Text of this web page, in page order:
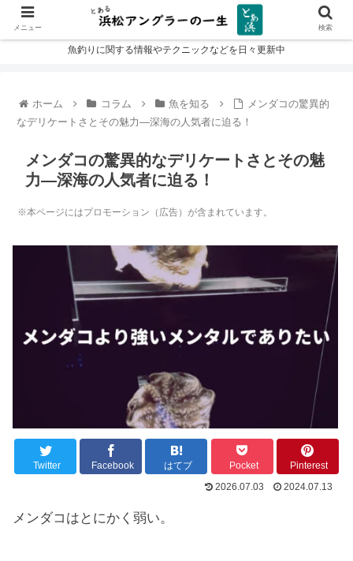
魚釣りに関する情報やテクニックなどを日々更新中
ホーム コラム 魚を知る
メンダコの驚異的
なデリケートさとその魅力—深海の人気者に迫る！
メンダコの驚異的なデリケートさとその魅
力—深海の人気者に迫る！
※本ページにはプロモーション（広告）が含まれています。
Twitter Facebook はてブ Pocket
Pinterest
2026.07.03
2024.07.13
メンダコはとにかく弱い。
メニュー 検索